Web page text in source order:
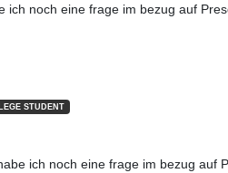
ich noch eine frage im bezug auf
STUDENT
ich noch eine frage im bezug auf